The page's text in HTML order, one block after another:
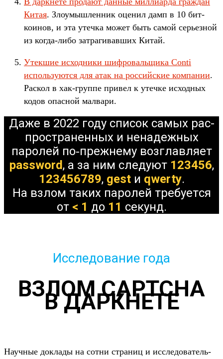
Китая. Зло­умыш­ленник оце­нил дамп в 10 бит­
коинов, и эта утеч­ка может быть самой серь­езной
из ког­да‑либо зат­рагивав­ших Китай.
Утек­шие исходни­ки шиф­роваль­щика Conti
исполь­зуют­ся для атак на рос­сий­ские ком­пании.
Рас­кол в хак‑груп­пе при­вел к утеч­ке исходных
кодов опас­ной мал­вари.
Да­же в 2022 году спи­сок самых рас­
простра­нен­ных и ненадеж­ных
паролей по‑преж­нему воз­глав­ляет
password, а за ним сле­дуют 123456,
123456789, gestи qwerty.
На взлом таких паролей тре­бует­ся
от < 1 до 11 секунд.
Исследование года
ВЗЛОМ CAPTCHA
В ДАРКНЕТЕ
На­учные док­лады на сот­ни стра­ниц и иссле­дова­тель­